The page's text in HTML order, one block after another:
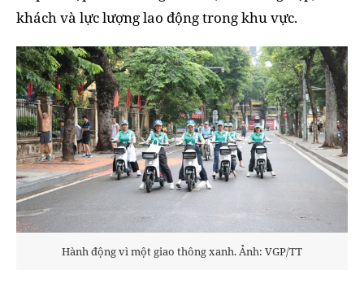
khách và lực lượng lao động trong khu vực.
Hành động vì một giao thông xanh. Ảnh: VGP/TT